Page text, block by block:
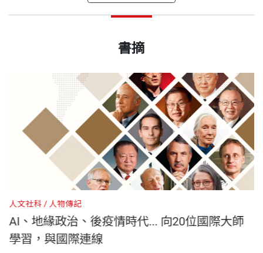
er-Schönberger）、奈伊（Joseph S. Nye）、蕯克斯
m）、錢煦、張忠謀、鄭崇華、高希均、何大一、拉
詹（Raghuram Rajan）、珍古德（Dame Jane Good
all）、李開復等專訪，感謝他們分享精闢的觀點與智
慧之語。
●台灣不要輕信華府政客的甜言蜜語
傅高義（Ezra Feivel Vogel）─亞洲關係權威
●兩岸問題不會留到下一代解決
企管精粹
Leadership ｜領導力
約翰．漢尼斯（John L. Hennessy）─史丹佛大學校
長（2000∼2016）
●別浪費危機，疫後成為更好的自己
●亂世，更需要正直的領導人
遠見．天下文化事業群董事長暨發行人。政大新聞系
編《婦女雜誌》與《綜合月刊》，並赴港任《中國時
報》香港辦事處主任。1981年與高希均、殷允芃共同
創辦《天下》雜誌，並任副總編輯。1982年創辦「天
下文化出版公司」，1986年創辦《遠見》雜誌。
擔任《遠見》雜誌總編輯期間，帶領雜誌獲新聞局雜
誌報導金鼎獎、雜誌公共服務金鼎獎、花旗銀行財經
新聞獎、新聞評議會兩岸新聞報導獎、吳舜文新聞獎
等獎項。獲選為政治大學八十風雲校友、107學年度
傑出校友。著有《無愧——郝柏村的政治之旅》、
書號 BGB556
出版社 天下文化
裝幀 平裝
開本 21×14.8cm
書摘
人文社科 人物傳記
AI、地緣政治、後疫情時代... 向20位國際大師
學習，與國際連線